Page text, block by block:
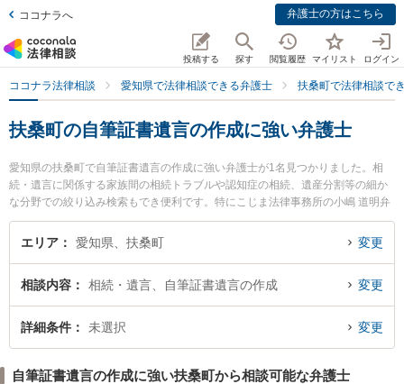
ココナラへ 弁護士の方はこちら
投稿する 探す 閲覧履歴 マイリスト ログイン
ココナラ法律相談 愛知県で法律相談できる弁護士 扶桑町で法律相談で
扶桑町の自筆証書遺言の作成に強い弁護士
愛知県の扶桑町で自筆証書遺言の作成に強い弁護士が1名見つかりました。相
続・遺言に関係する家族間の相続トラブルや認知症の相続、遺産分割等の細か
な分野での絞り込み検索もでき便利です。特にこじま法律事務所の小嶋 道明弁
護士のプロフィール情報や弁護士費用、強みなどが注目されています。『扶桑
町で土日や夜間に発生した自筆証書遺言の作成のトラブルを今すぐに弁護士に
内の弁護士に相談予約したい』などでお困りの相談者さんにおすすめです。
エリア 愛知県、扶桑町 変更
相談内容 相続・遺言、自筆証書遺言の作成 変更
詳細条件 未選択 変更
自筆証書遺言の作成に強い扶桑町から相談可能な弁護士